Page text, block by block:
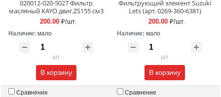
020012-020-5027 Фильтр
масляный KAYO двиг.ZS155 см3
200.00 ₽/шт.
Наличие: мало
шт
В корзину
Сравнение
Фильтрующий элемент Suzuki
Lets (арт. 0269-360-6381)
200.00 ₽/шт.
Наличие: мало
шт
В корзину
Сравнение